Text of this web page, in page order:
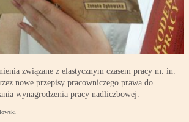
związane z elastycznym czasem pracy m. in.
nowe przepisy pracowniczego prawa do
wynagrodzenia pracy nadliczbowej.